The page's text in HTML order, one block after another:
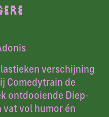
verschijning
Comedytrain de
ontdooiende Diep-
vat vol humor én